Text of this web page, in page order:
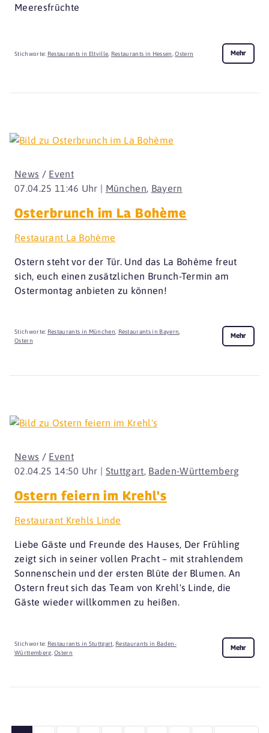
Meeresfrüchte
Stichworte: Restaurants in Eltville Restaurants in Hessen ,Ostern Mehr
07.04.25 11:46 Uhr | München, Bayern
News / Event
Osterbrunch im La Bohème
Restaurant La Bohème
Ostern steht vor der Tür. Und das La Bohème freut
sich, euch einen zusätzlichen Brunch-Termin am
Ostermontag anbieten zu können!
Stichworte: Restaurants in München, Restaurants in Bayern,
Ostern
Mehr
02.04.25 14:50 Uhr | Stuttgart, Baden-Württemberg
News / Event
Ostern feiern im Krehl's
Restaurant Krehls Linde
Liebe Gäste und Freunde des Hauses, Der Frühling
zeigt sich in seiner vollen Pracht – mit strahlendem
Sonnenschein und der ersten Blüte der Blumen. An
Ostern freut sich das Team von Krehl's Linde, die
Gäste wieder willkommen zu heißen.
Stichworte: Restaurants in Stuttgart Restaurants in Baden-
Württemberg ,Ostern
Mehr